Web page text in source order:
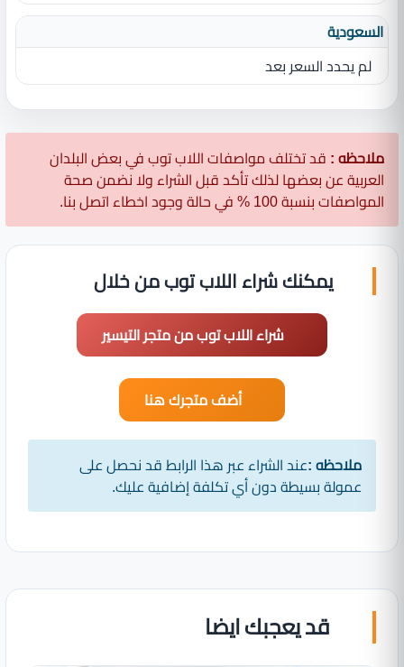
السعودية
لم يحدد السعر بعد
ملاحظه : قد تختلف مواصفات اللاب توب في بعض البلدان
العربية عن بعضها لذلك تأكد قبل الشراء ولا نضمن صحة
المواصفات بنسبة 100 % في حالة وجود اخطاء اتصل بنا.
يمكنك شراء اللاب توب من خلال
شراء اللاب توب من متجر التيسير
أضف متجرك هنا
ملاحظه :عند الشراء عبر هذا الرابط قد نحصل على
عمولة بسيطة دون أي تكلفة إضافية عليك.
قد يعجبك ايضا